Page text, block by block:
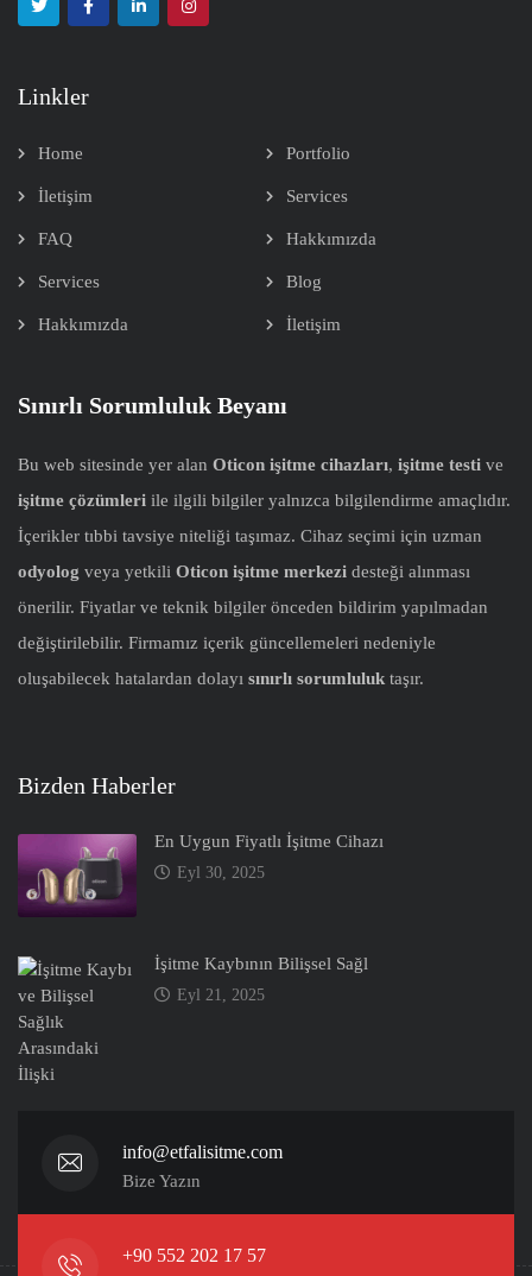
Linkler
Home Portfolio
İletişim Services
FAQ Hakkımızda
Services Blog
Hakkımızda İletişim
Sınırlı Sorumluluk Beyanı
Bu web sitesinde yer alan Oticon işitme cihazları, işitme testi ve
işitme çözümleri ile ilgili bilgiler yalnızca bilgilendirme amaçlıdır.
İçerikler tıbbi tavsiye niteliği taşımaz. Cihaz seçimi için uzman
odyolog veya yetkili Oticon işitme merkezi desteği alınması
önerilir. Fiyatlar ve teknik bilgiler önceden bildirim yapılmadan
değiştirilebilir. Firmamız içerik güncellemeleri nedeniyle
oluşabilecek hatalardan dolayı sınırlı sorumluluk taşır.
Bizden Haberler
En Uygun Fiyatlı İşitme Cihazı
Eyl 30, 2025
İşitme Kaybının Bilişsel Sağl
Eyl 21, 2025
info@etfalisitme.com
Bize Yazın
+90 552 202 17 57